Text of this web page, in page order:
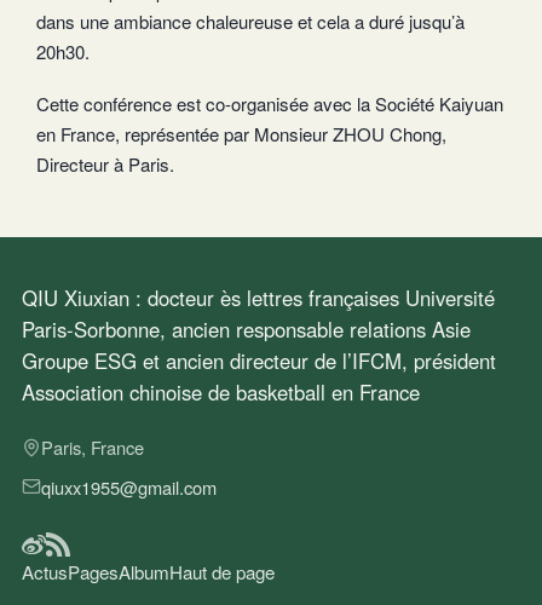
dans une ambiance chaleureuse et cela a duré jusqu’à
20h30.
Cette conférence est co-organisée avec la Société Kaiyuan
en France, représentée par Monsieur ZHOU Chong,
Directeur à Paris.
QIU Xiuxian : docteur ès lettres françaises Université
Paris-Sorbonne, ancien responsable relations Asie
Groupe ESG et ancien directeur de l’IFCM, président
Association chinoise de basketball en France
Paris, France
qiuxx1955@gmail.com
ActusPagesAlbumHaut de page